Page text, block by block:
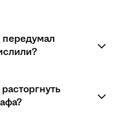
передумал
договор.